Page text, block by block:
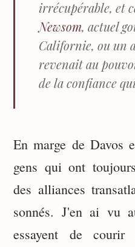
irrécupérable, et
Newsom, actuel
Californie, ou un
revenait au
de la confiance
En marge de
gens qui ont
des alliances
sonnés. J'en ai vu
essayent de courir